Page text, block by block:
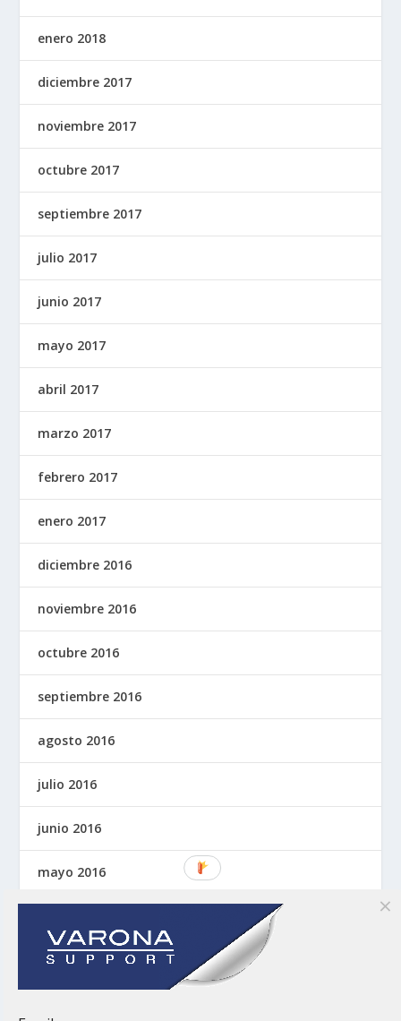
enero 2018
diciembre 2017
noviembre 2017
octubre 2017
septiembre 2017
julio 2017
junio 2017
mayo 2017
abril 2017
marzo 2017
febrero 2017
enero 2017
diciembre 2016
noviembre 2016
octubre 2016
septiembre 2016
agosto 2016
julio 2016
junio 2016
mayo 2016
marzo 2016